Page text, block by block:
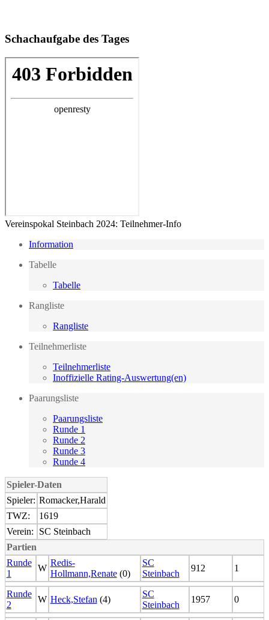
Schachaufgabe des Tages
Vereinspokal Steinbach 2024: Teilnehmer-Info
Information
Tabelle
Tabelle
Rangliste
Rangliste
Teilnehmerliste
Teilnehmerliste
Inoffizielle Rating-Auswertung(en)
Paarungsliste
Paarungsliste
Runde 1
Runde 2
Runde 3
Runde 4
Spieler-Daten
Spieler: Romacker,Harald
TWZ:
1619
Verein:
SC Steinbach
Partien
Runde
1
W
Redis-
Hollmann,Renate(0)
SC
Steinbach
912 1
Runde
2
W Heck,Stefan (4)
SC
Steinbach
1957 0